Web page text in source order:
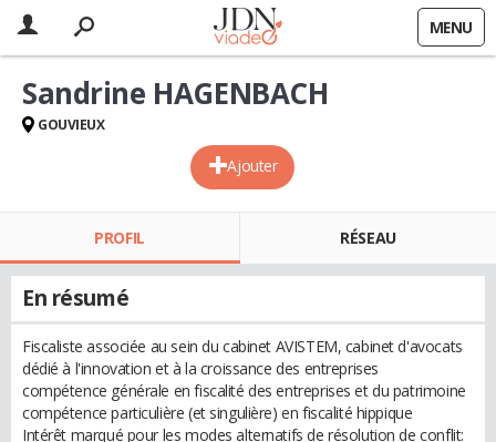
MENU
Ajouter
Sandrine HAGENBACH
GOUVIEUX
PROFIL RÉSEAU
En résumé
Fiscaliste associée au sein du cabinet AVISTEM, cabinet d'avocats
dédié à l'innovation et à la croissance des entreprises
compétence générale en fiscalité des entreprises et du patrimoine
compétence particulière (et singulière) en fiscalité hippique
Intérêt marqué pour les modes alternatifs de résolution de conflit: